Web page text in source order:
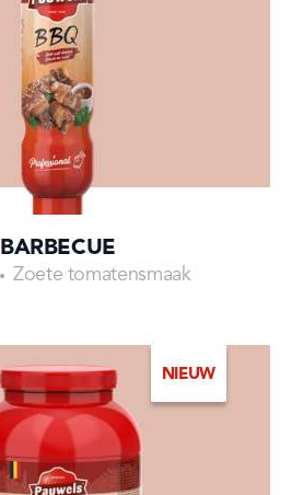
BARBECUE
Zoete tomatensmaak
NIEUW